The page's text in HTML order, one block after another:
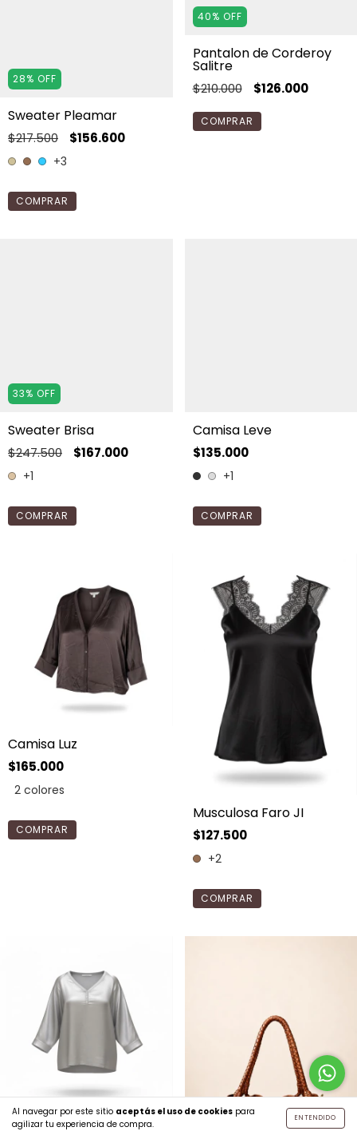
Al navegar por este sitio aceptás el uso de cookies para
agilizar tu experiencia de compra.
ENTENDIDO
28% OFF
Sweater Pleamar
$217.500 $156.600
+3
COMPRAR
40% OFF
Pantalon de Corderoy
Salitre
$210.000 $126.000
COMPRAR
33% OFF
Sweater Brisa
$247.500 $167.000
+1
COMPRAR
Camisa Leve
$135.000
+1
COMPRAR
Camisa Luz
$165.000
2 colores
COMPRAR
Musculosa Faro JI
$127.500
+2
COMPRAR
Remera seda Ráfaga